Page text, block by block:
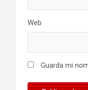
Web
Guarda mi